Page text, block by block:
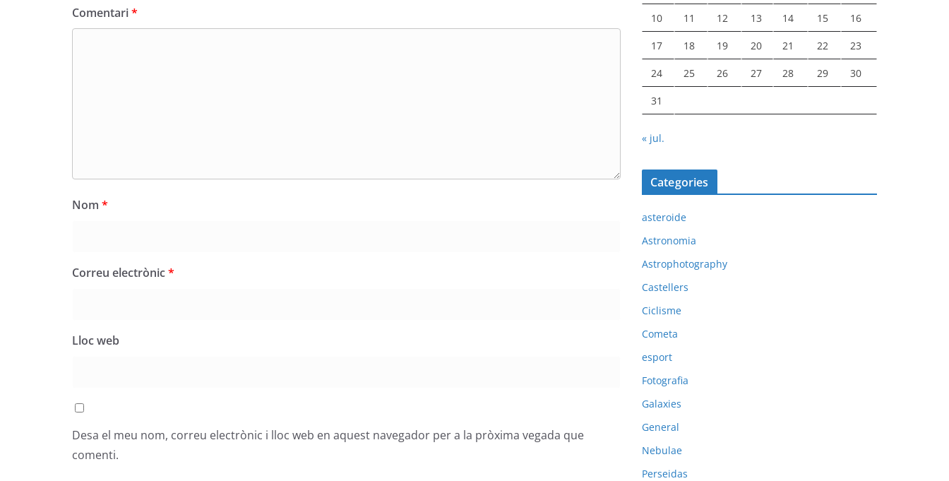
Comentari*
Nom *
Correu electrònic*
Lloc web
Desa el meu nom, correu electrònic i lloc web en aquest navegador per a la pròxima vegada que
comenti.
10 11 12 13 14 15 16
17 18 19 20 21 22 23
24 25 26 27 28 29 30
31
« jul.
Categories
asteroide
Astronomia
Astrophotography
Castellers
Ciclisme
Cometa
esport
Fotografia
Galaxies
General
Nebulae
Perseidas